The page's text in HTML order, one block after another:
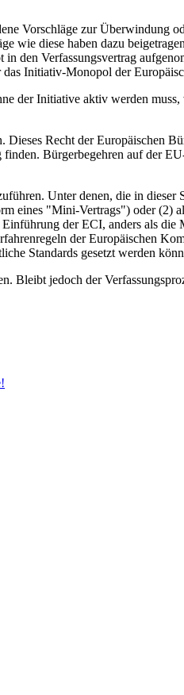
Vorschläge zur Überwindung
wie diese haben dazu
in den Verfassungsvertrag
Initiativ-Monopol der
der Initiative aktiv werden
Recht der Europäischen
Bürgerbegehren auf der
Unter denen, die in
eines "Mini-Vertrags") oder
der ECI, anders als
der Europäischen
Standards gesetzt werden
jedoch der